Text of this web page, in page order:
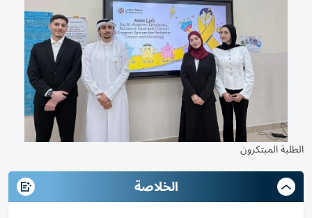
الطلبة المبتكرون
الخلاصة